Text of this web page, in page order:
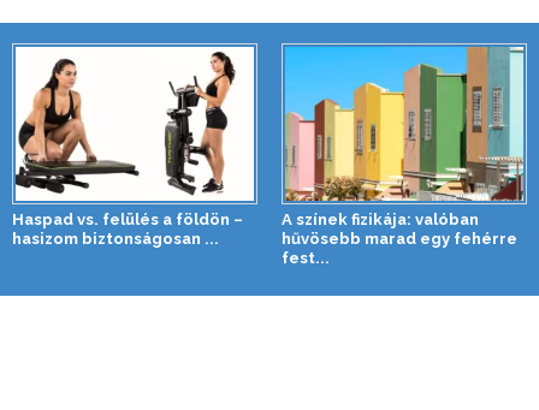
Haspad vs. felülés a földön –
hasizom biztonságosan ...
A színek fizikája: valóban
hűvösebb marad egy fehérre
fest...